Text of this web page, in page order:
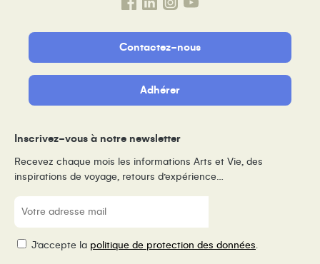
Contactez-nous
Adhérer
Inscrivez-vous à notre newsletter
Recevez chaque mois les informations Arts et Vie, des
inspirations de voyage, retours d’expérience…
E-
mail
RGPDJ’accepte la politique de protection des données.